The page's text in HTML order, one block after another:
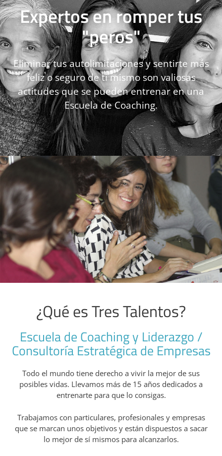
Expertos en romper tus
"peros"
Eliminar tus autolimitaciones y sentirte más
feliz o seguro de ti mismo son valiosas
actitudes quesepueden entrenar en una
Escuela de Coaching.
¿Qué es Tres Talentos?
Escuela de Coaching y Liderazgo /
Consultoría Estratégica de Empresas
Todo el mundo tiene derecho a vivir la mejor de sus
posibles vidas. Llevamos más de 15 años dedicados a
entrenarte para que lo consigas.
Trabajamos con particulares, profesionales y empresas
que se marcan unos objetivos y están dispuestos a sacar
lo mejor de sí mismos para alcanzarlos.